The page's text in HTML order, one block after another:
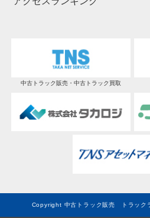
中古トラック販売・中古トラック買取
Copyright 中古トラック販売 トラック